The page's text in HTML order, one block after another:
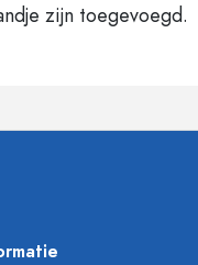
zijn toegevoegd.